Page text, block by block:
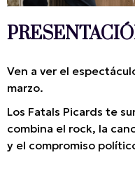
Ven a ver el
marzo.
Los Fatals Picards te
combina el rock, la
y el compromiso